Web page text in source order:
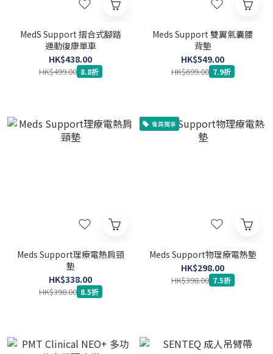
MedS Support 摺合式腳踏
運動復康單車
HK$438.00
HK$499.00 8.8折
Meds Support 雙翼氣囊腰
背墊
HK$549.00
HK$699.00 7.9折
Meds Support理療電熱肩頸
墊
HK$338.00
HK$398.00 8.5折
會員獨享
Meds Support物理療電熱墊
HK$298.00
HK$398.00 7.5折